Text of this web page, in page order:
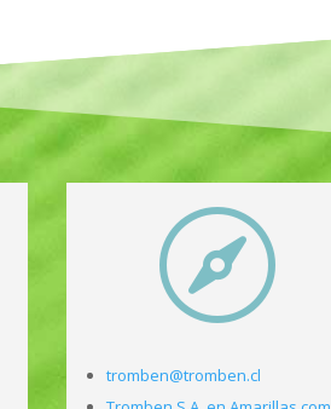

tromben@tromben.cl